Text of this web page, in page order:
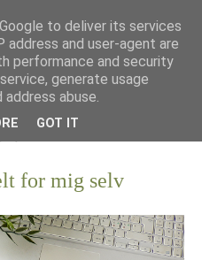
for mig selv
to deliver its services
address and user-agent are
performance and security
generate usage
abuse.
GOT IT